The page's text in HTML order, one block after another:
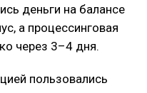
деньги на балансе
а процессинговая
через 3–4 дня.
пользовались